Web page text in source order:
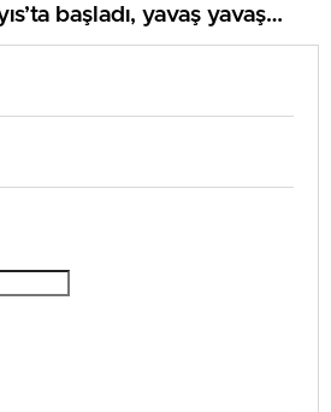
başladı, yavaş yavaş